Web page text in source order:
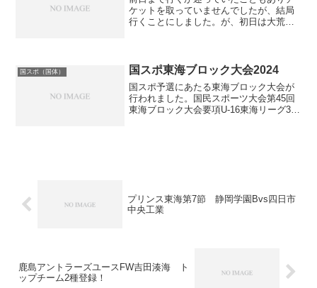
ケットを取っていませんでしたが、結局
行くことにしました。が、初日は大荒れ
度の雨が続くという予報...
国スポ（国体） 国スポ東海ブロック大会2024
国スポ予選にあたる東海ブロック大会が
行われました。国民スポーツ大会第45回
東海ブロック大会要項U-16東海リーグ3位
プリンス東海第7節 静岡学園Bvs四日市
中央工業
鹿島アントラーズユースFW吉田湊海 ト
ップチーム2種登録！